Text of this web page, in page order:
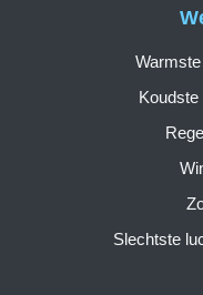
Slechtste